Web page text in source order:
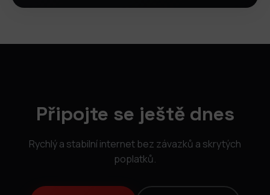
Připojte se ještě dnes
Rychlý a stabilní internet bez závazků a skrytých
poplatků.